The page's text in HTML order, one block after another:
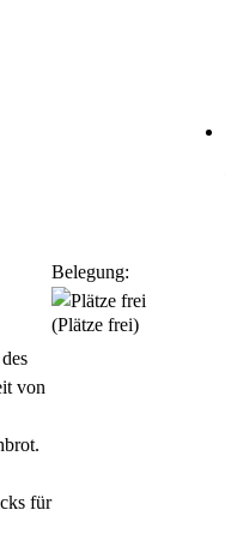
von
für
Belegung:
(Plätze frei)